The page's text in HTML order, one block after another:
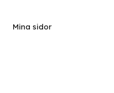
Mina sidor